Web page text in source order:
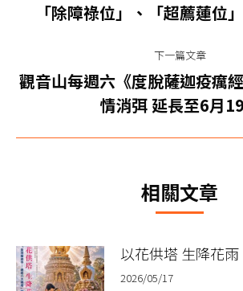
一
文
章：
「除障祿位」、「超薦蓮位
下一篇文章
下
一
篇
章：
觀音山每週六《度脫薩迦疫癘
情消弭 延長至6月
相關文章
以花供塔 生降花雨
2026/05/17